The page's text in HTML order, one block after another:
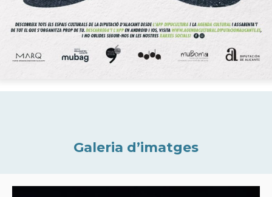
Galeria d’imatges